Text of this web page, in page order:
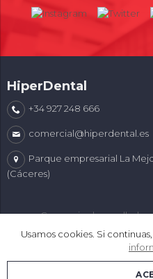
Usamos cookies. Si
HiperDental
+34 927 248 666
comercial@hiperdental.es
Parque empresarial La
(Cáceres)
Comercio desarrollado